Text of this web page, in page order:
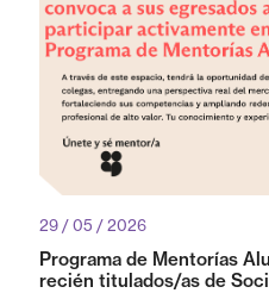
29 / 05 / 2026
Programa de Mentorías
recién titulados/as de